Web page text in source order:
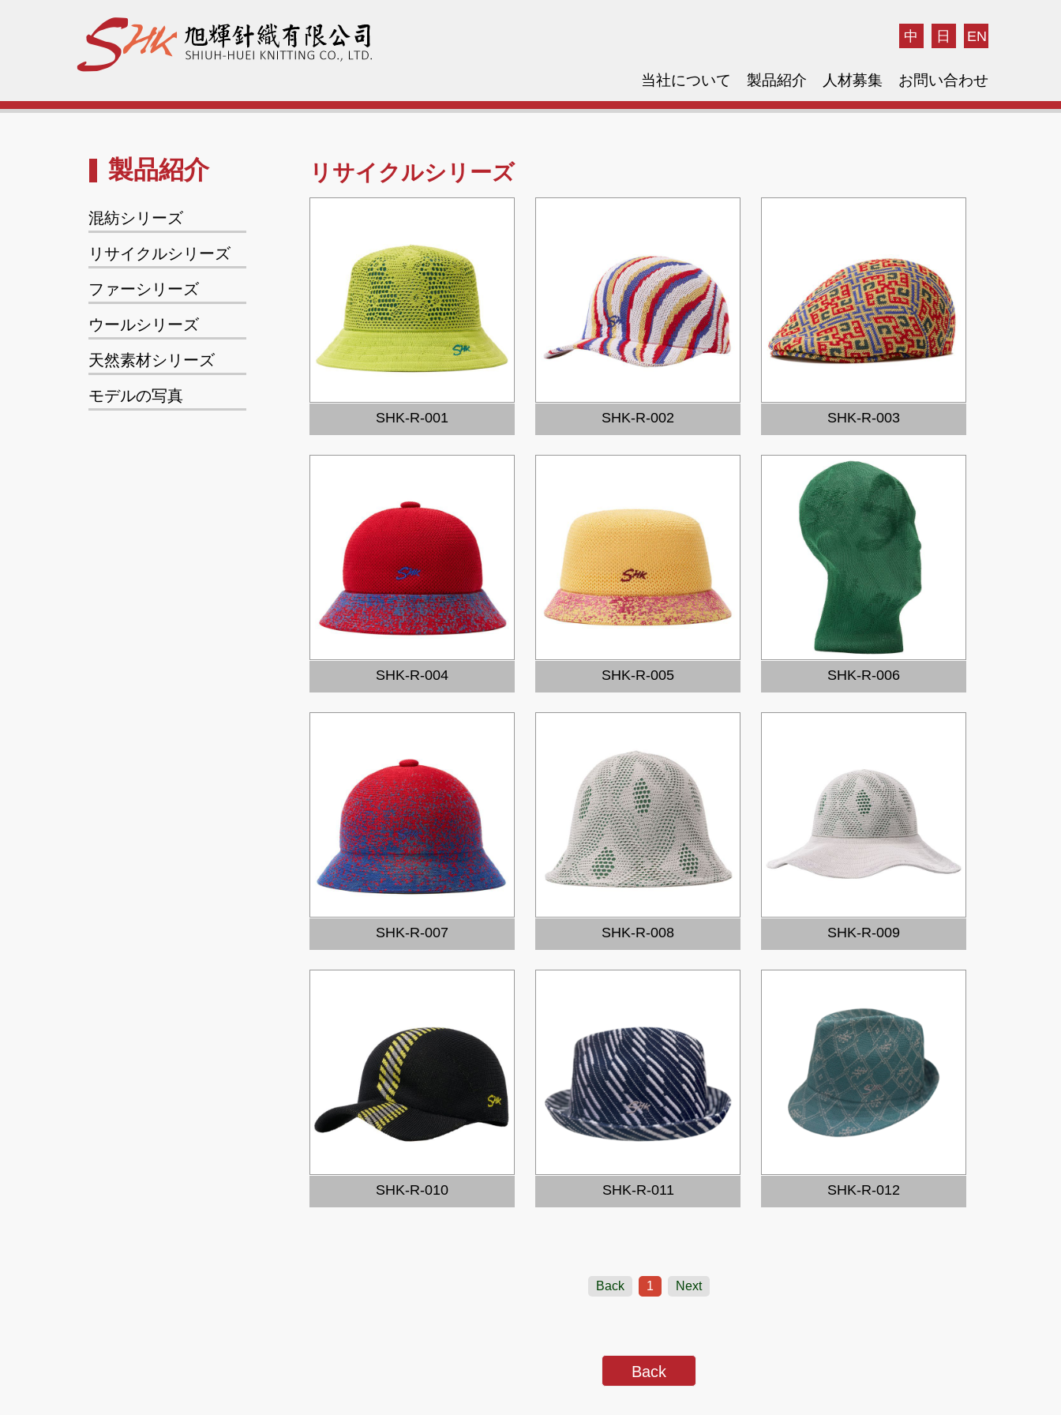
EN
日
中
お問い合わせ
人材募集
製品紹介
当社について
製品紹介
混紡シリーズ
リサイクルシリーズ
ファーシリーズ
ウールシリーズ
天然素材シリーズ
モデルの写真
リサイクルシリーズ
SHK-R-001 SHK-R-002 SHK-R-003
SHK-R-004 SHK-R-005 SHK-R-006
SHK-R-007 SHK-R-008 SHK-R-009
SHK-R-010 SHK-R-011 SHK-R-012
Back 1 Next
Back